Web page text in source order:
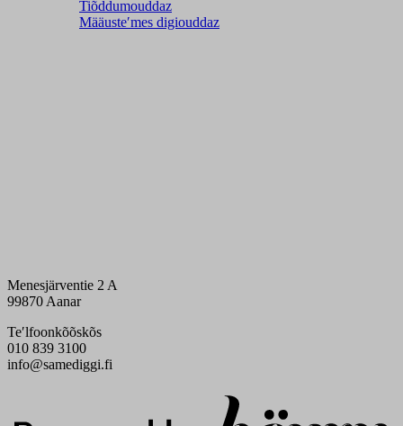
Tiõddumouddaz
Määusteʹmes digiouddaz
Menesjärventie 2 A
99870 Aanar
Teʹlfoonkõõskõs
010 839 3100
info@samediggi.fi